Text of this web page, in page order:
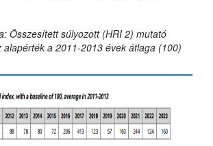
Összesített súlyozott (HRI 2) mutató
alapérték a 2011-2013 évek átlaga (100)